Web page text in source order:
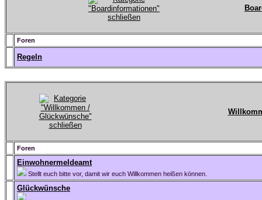
Foren
Regeln
Foren
Einwohnermeldeamt
Stellt euch bitte vor, damit wir euch Willkommen heißen können.
Glückwünsche